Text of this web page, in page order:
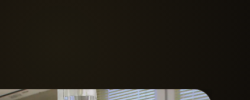
до 1 сентября